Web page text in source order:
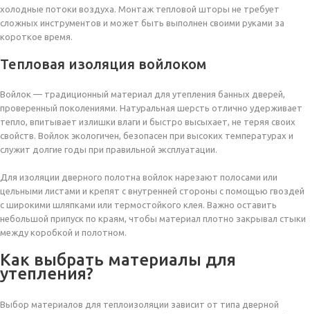
холодные потоки воздуха. Монтаж тепловой шторы не требует
сложных инструментов и может быть выполнен своими руками за
короткое время.
Тепловая изоляция войлоком
Войлок — традиционный материал для утепления банных дверей,
проверенный поколениями. Натуральная шерсть отлично удерживает
тепло, впитывает излишки влаги и быстро высыхает, не теряя своих
свойств. Войлок экологичен, безопасен при высоких температурах и
служит долгие годы при правильной эксплуатации.
Для изоляции дверного полотна войлок нарезают полосами или
цельными листами и крепят с внутренней стороны с помощью гвоздей
с широкими шляпками или термостойкого клея. Важно оставить
небольшой припуск по краям, чтобы материал плотно закрывал стыки
между коробкой и полотном.
Как выбрать материалы для
утепления?
Выбор материалов для теплоизоляции зависит от типа дверной